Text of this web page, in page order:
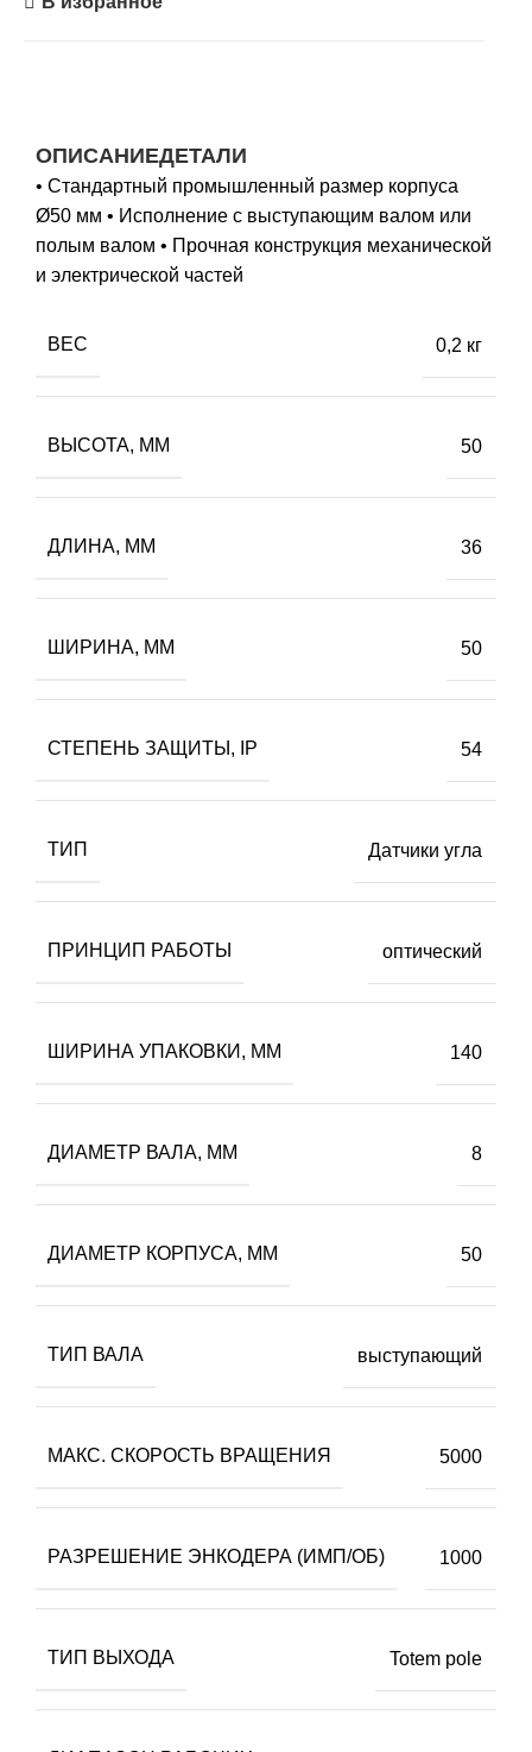
ОПИСАНИЕДЕТАЛИ
• Стандартный промышленный размер корпуса
Ø50 мм • Исполнение с выступающим валом или
полым валом • Прочная конструкция механической
и электрической частей
ВЕС 0,2 кг
ВЫСОТА, ММ 50
ДЛИНА, ММ 36
ШИРИНА, ММ 50
СТЕПЕНЬ ЗАЩИТЫ, IP 54
ТИП Датчики угла
ПРИНЦИП РАБОТЫ оптический
ШИРИНА УПАКОВКИ, ММ 140
ДИАМЕТР ВАЛА, ММ 8
ДИАМЕТР КОРПУСА, ММ 50
ТИП ВАЛА выступающий
МАКС. СКОРОСТЬ ВРАЩЕНИЯ 5000
РАЗРЕШЕНИЕ ЭНКОДЕРА (ИМП/ОБ) 1000
ТИП ВЫХОДА Totem pole